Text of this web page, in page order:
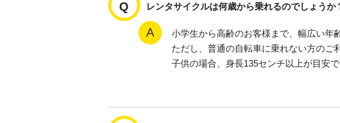
レンタサイクルは何歳から乗れるのでしょうか
小学生から高齢のお客様まで、幅広い年
ただし、普通の自転車に乗れない方のご
子供の場合、身長135センチ以上が目安